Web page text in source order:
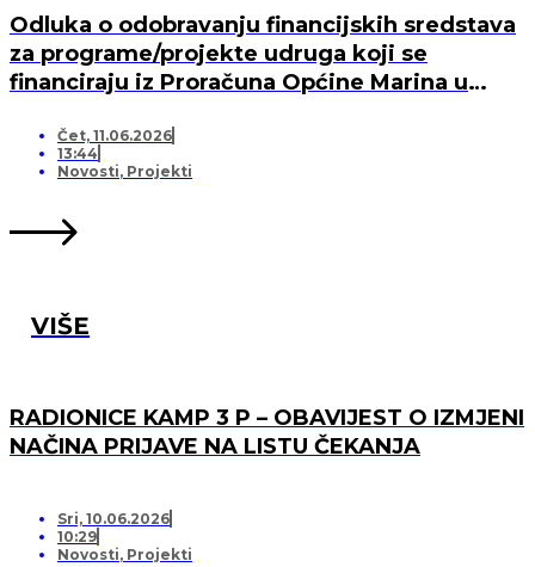
Odluka o odobravanju financijskih sredstava
za programe/projekte udruga koji se
financiraju iz Proračuna Općine Marina u
Čet, 11.06.2026
13:44
Novosti, Projekti
VIŠE
RADIONICE KAMP 3 P – OBAVIJEST O IZMJENI
NAČINA PRIJAVE NA LISTU ČEKANJA
Sri, 10.06.2026
10:29
Novosti, Projekti